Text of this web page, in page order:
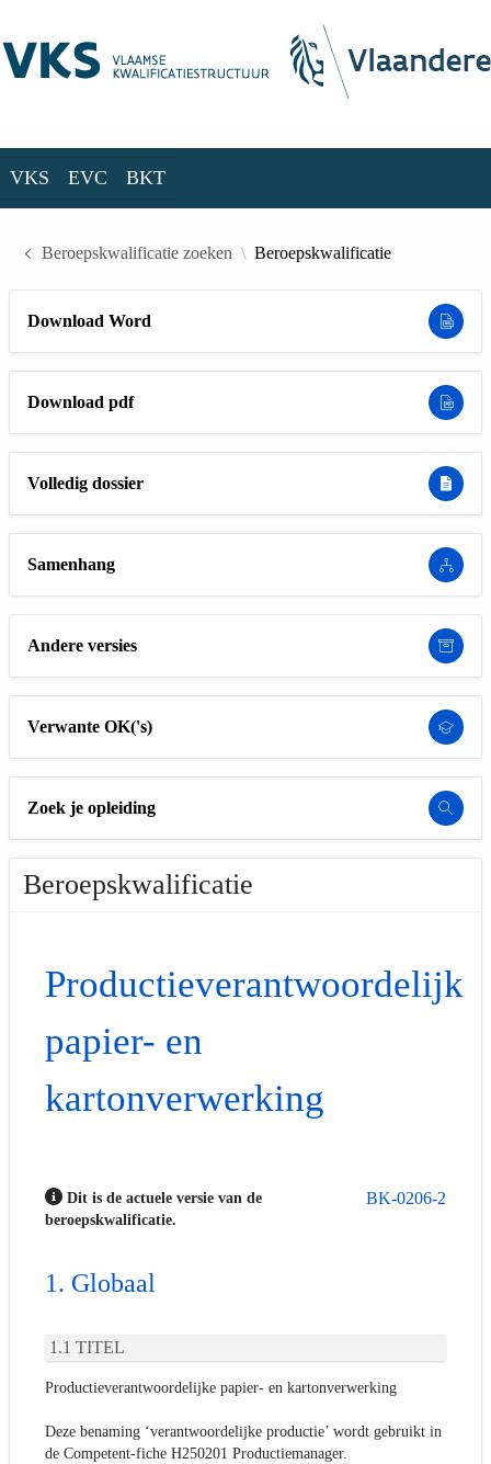
VKS EVC BKT
Beroepskwalificatie zoeken Beroepskwalificatie
Download Word
Download pdf
Volledig dossier
Samenhang
Andere versies
Verwante OK('s)
Zoek je opleiding
Beroepskwalificatie
Productieverantwoordelijke
papier- en
kartonverwerking
BK-0206-2
Dit is de actuele versie van de
beroepskwalificatie.
Globaal
TITEL
Productieverantwoordelijke papier- en kartonverwerking
Deze benaming ‘verantwoordelijke productie’ wordt gebruikt in
de Competent-fiche H250201 Productiemanager.